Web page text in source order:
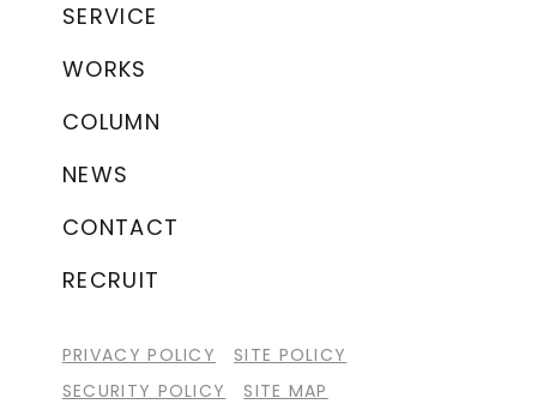
SERVICE
WORKS
COLUMN
NEWS
CONTACT
RECRUIT
PRIVACY POLICY
SITE POLICY
SECURITY POLICY
SITE MAP